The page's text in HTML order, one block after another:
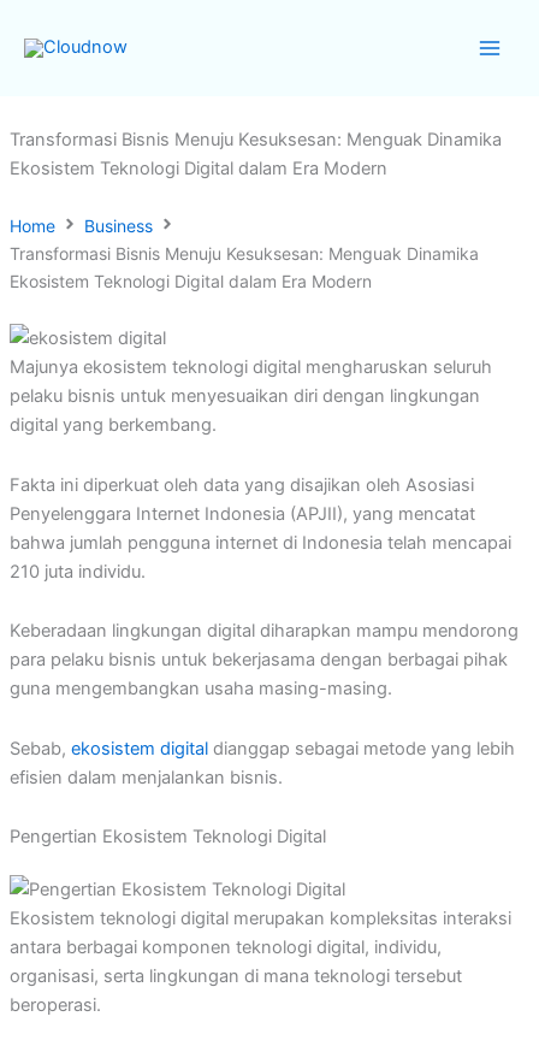
Transformasi Bisnis Menuju Kesuksesan: Menguak Dinamika
Ekosistem Teknologi Digital dalam Era Modern
Home
Business
Transformasi Bisnis Menuju Kesuksesan: Menguak Dinamika
Ekosistem Teknologi Digital dalam Era Modern
Majunya ekosistem teknologi digital mengharuskan seluruh
pelaku bisnis untuk menyesuaikan diri dengan lingkungan
digital yang berkembang.
Fakta ini diperkuat oleh data yang disajikan oleh Asosiasi
Penyelenggara Internet Indonesia (APJII), yang mencatat
bahwa jumlah pengguna internet di Indonesia telah mencapai
210 juta individu.
Keberadaan lingkungan digital diharapkan mampu mendorong
para pelaku bisnis untuk bekerjasama dengan berbagai pihak
guna mengembangkan usaha masing-masing.
Sebab, ekosistem digitaldianggap sebagai metode yang lebih
efisien dalam menjalankan bisnis.
Pengertian Ekosistem Teknologi Digital
Ekosistem teknologi digital merupakan kompleksitas interaksi
antara berbagai komponen teknologi digital, individu,
organisasi, serta lingkungan di mana teknologi tersebut
beroperasi.